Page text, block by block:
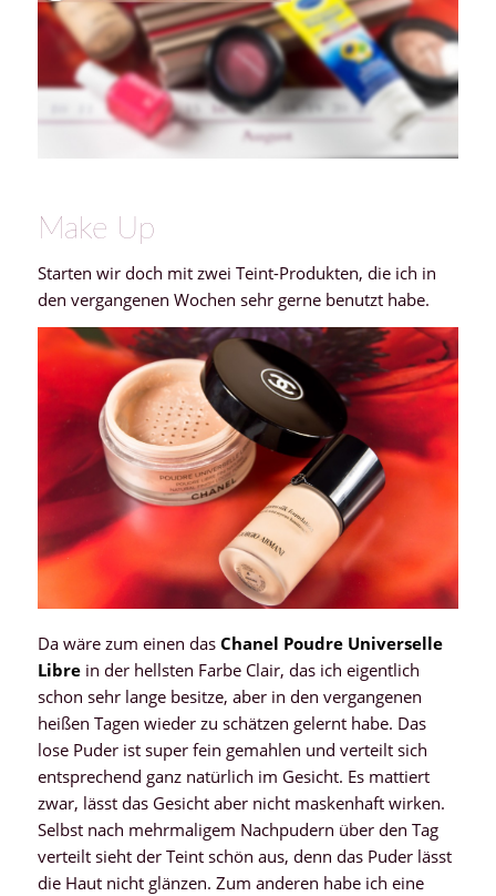
Make Up
Starten wir doch mit zwei Teint-Produkten, die ich in
den vergangenen Wochen sehr gerne benutzt habe.
Da wäre zum einen das Chanel Poudre Universelle
Librein der hellsten Farbe Clair, das ich eigentlich
schon sehr lange besitze, aber in den vergangenen
heißen Tagen wieder zu schätzen gelernt habe. Das
lose Puder ist super fein gemahlen und verteilt sich
entsprechend ganz natürlich im Gesicht. Es mattiert
zwar, lässt das Gesicht aber nicht maskenhaft wirken.
Selbst nach mehrmaligem Nachpudern über den Tag
verteilt sieht der Teint schön aus, denn das Puder lässt
die Haut nicht glänzen. Zum anderen habe ich eine